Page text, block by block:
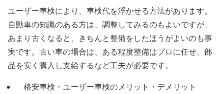
ユーザー車検により、車検代を浮かせる方法があります。
自動車の知識のある方は、調整してみるのもよいですが、
あまり古くなると、きちんと整備をしたほうがよいのも事
実です。古い車の場合は、ある程度整備はプロに任せ、部
品を安く購入し支給するなど工夫が必要です。
格安車検・ユーザー車検のメリット・デメリット